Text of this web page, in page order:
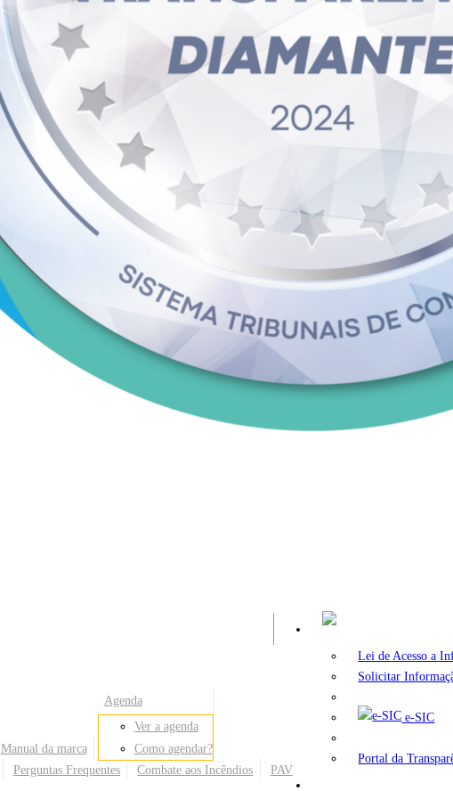
Lei de Acesso a
Solicitar
e-SIC
Portal da
Manual da marca
Agenda
Ver a agenda
Como agendar?
Perguntas Frequentes Combate aos Incêndios PAV